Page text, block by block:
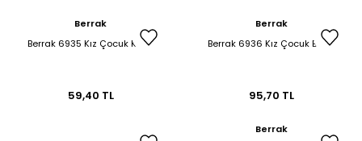
Berrak
Berrak 6935 Kız Çocuk Külot
59,40 TL
Berrak
Berrak 6936 Kız Çocuk Boxer
95,70 TL
Berrak